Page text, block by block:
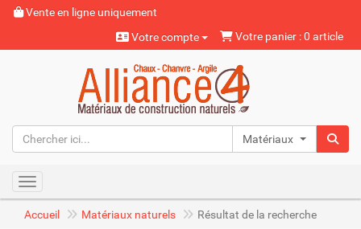
Vente en ligne uniquement
Votre compte
Votre panier : 0 article
Matériaux naturels
Toggle navigation
Accueil Matériaux naturels Résultat de la recherche